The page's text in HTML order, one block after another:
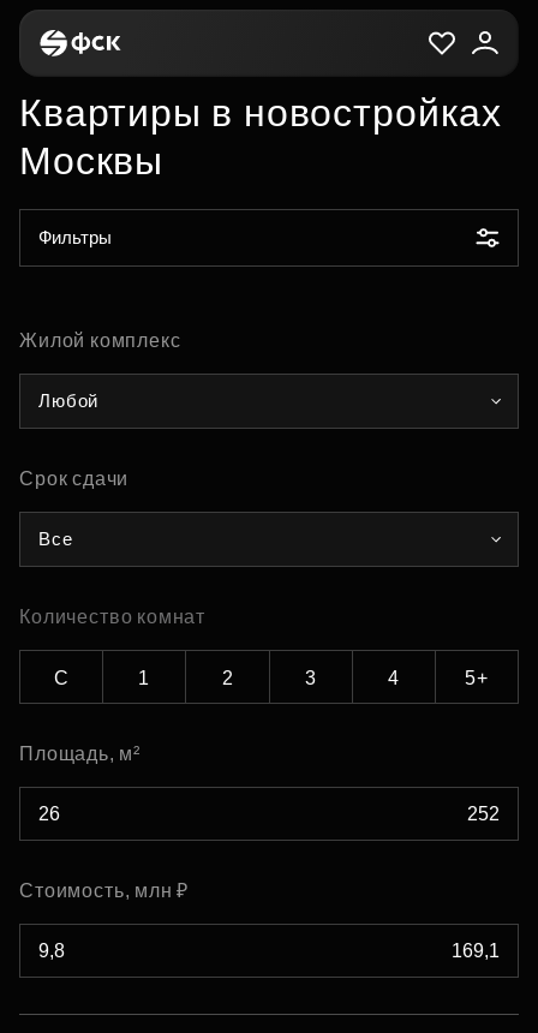
Квартиры в новостройках
Москвы
Фильтры
Жилой комплекс
Любой
Срок сдачи
Все
Количество комнат
С 1 2 3 4 5+
Площадь, м²
Стоимость, млн ₽